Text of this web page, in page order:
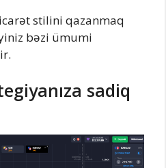
stilini qazanmaq
bəzi ümumi
sadiq